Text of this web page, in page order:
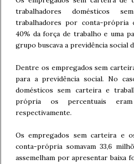
trabalhadores domésticos
trabalhadores por conta-própria
40% da força de trabalho e uma
grupo buscava a previdência social
Dentre os empregados sem
para a previdência social. No
domésticos sem carteira e
própria os percentuais
respectivamente.
Os empregados sem carteira e
conta-própria somavam 33,6
assemelham por apresentar baixa